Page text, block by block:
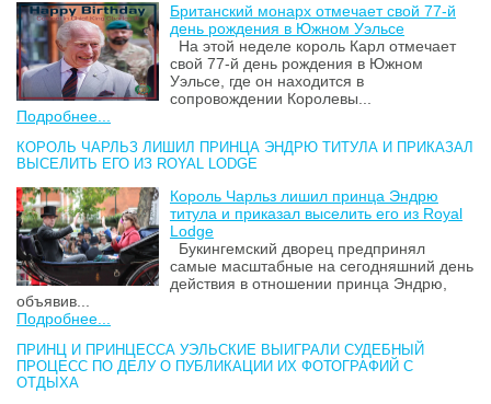
Британский монарх отмечает свой 77-й
день рождения в Южном Уэльсе
На этой неделе король Карл отмечает
свой 77-й день рождения в Южном
Уэльсе, где он находится в
сопровождении Королевы...
Подробнее...
КОРОЛЬ ЧАРЛЬЗ ЛИШИЛ ПРИНЦА ЭНДРЮ ТИТУЛА И ПРИКАЗАЛ
ВЫСЕЛИТЬ ЕГО ИЗ ROYAL LODGE
Король Чарльз лишил принца Эндрю
титула и приказал выселить его из Royal
Lodge
Букингемский дворец предпринял
самые масштабные на сегодняшний день
действия в отношении принца Эндрю,
объявив...
Подробнее...
ПРИНЦ И ПРИНЦЕССА УЭЛЬСКИЕ ВЫИГРАЛИ СУДЕБНЫЙ
ПРОЦЕСС ПО ДЕЛУ О ПУБЛИКАЦИИ ИХ ФОТОГРАФИЙ С
ОТДЫХА